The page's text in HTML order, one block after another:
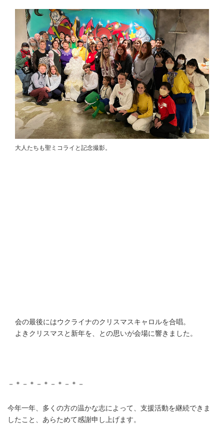
大人たちも聖ミコライと記念撮影。
会の最後にはウクライナのクリスマスキャロルを合唱。
よきクリスマスと新年を、との思いが会場に響きました。
－＊－＊－＊－＊－＊－
今年一年、多くの方の温かな志によって、支援活動を継続できま
したこと、あらためて感謝申し上げます。